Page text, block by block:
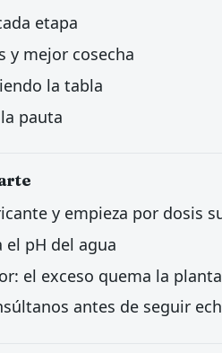
etapa
y mejor cosecha
la tabla
pauta
y empieza por dosis
pH del agua
el exceso quema la planta
antes de seguir